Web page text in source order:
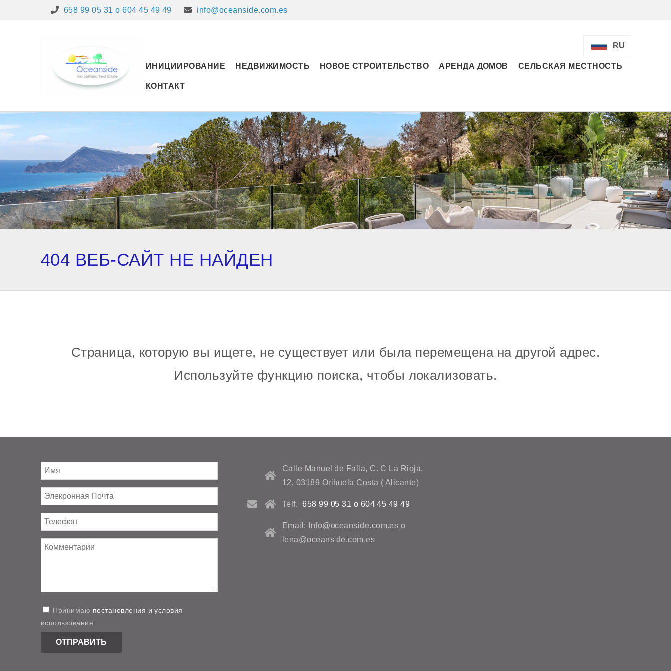
658 99 05 31 o 604 45 49 49 info@oceanside.com.es
RU
ИНИЦИИРОВАНИЕ НЕДВИЖИМОСТЬ НОВОЕ СТРОИТЕЛЬСТВО АРЕНДА ДОМОВ СЕЛЬСКАЯ МЕСТНОСТЬ
КОНТАКТ
404 ВЕБ-САЙТ НЕ НАЙДЕН
Страница, которую вы ищете, не существует или была перемещена на другой адрес.
Используйте функцию поиска, чтобы локализовать.
Принимаю постановления и условия
использования
Calle Manuel de Falla, C. C La Rioja,
12, 03189 Orihuela Costa ( Alicante)
Telf. 658 99 05 31 o 604 45 49 49
Email: Info@oceanside.com.es o
lena@oceanside.com.es